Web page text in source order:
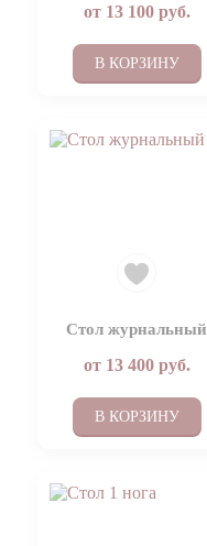
от 13 100руб.
В КОРЗИНУ
Стол журнальный
от 13 400руб.
В КОРЗИНУ